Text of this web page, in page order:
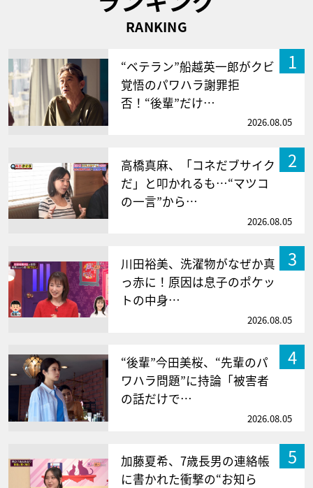
RANKING
1
“ベテラン”船越英一郎がクビ
覚悟のパワハラ謝罪拒
否！“後輩”だけ…
2026.08.05
2
高橋真麻、「コネだブサイク
だ」と叩かれるも…“マツコ
の一言”から…
2026.08.05
3
川田裕美、洗濯物がなぜか真
っ赤に！原因は息子のポケッ
トの中身…
2026.08.05
4
“後輩”今田美桜、“先輩のパ
ワハラ問題”に持論「被害者
の話だけで…
2026.08.05
5
加藤夏希、7歳長男の連絡帳
に書かれた衝撃の“お知ら